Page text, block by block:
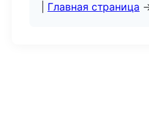
Главная страница